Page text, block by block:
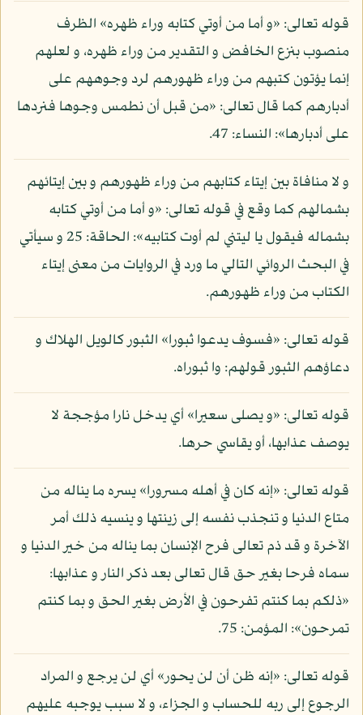
قوله تعالى: «و أما من أوتي كتابه وراء ظهره» الظرف
منصوب بنزع الخافض و التقدير من وراء ظهره، و لعلهم
إنما يؤتون كتبهم من وراء ظهورهم لرد وجوههم على
أدبارهم كما قال تعالى: «من قبل أن نطمس وجوها فنردها
على أدبارها»: النساء: 47.
و لا منافاة بين إيتاء كتابهم من وراء ظهورهم و بين إيتائهم
بشمالهم كما وقع في قوله تعالى: «و أما من أوتي كتابه
بشماله فيقول يا ليتني لم أوت كتابيه»: الحاقة: 25 و سيأتي
في البحث الروائي التالي ما ورد في الروايات من معنى إيتاء
الكتاب من وراء ظهورهم.
قوله تعالى: «فسوف يدعوا ثبورا» الثبور كالويل الهلاك و
دعاؤهم الثبور قولهم: وا ثبوراه.
قوله تعالى: «و يصلى سعيرا» أي يدخل نارا مؤججة لا
يوصف عذابها، أو يقاسي حرها.
قوله تعالى: «إنه كان في أهله مسرورا» يسره ما يناله من
متاع الدنيا و تنجذب نفسه إلى زينتها و ينسيه ذلك أمر
الآخرة و قد ذم تعالى فرح الإنسان بما يناله من خير الدنيا و
سماه فرحا بغير حق قال تعالى بعد ذكر النار و عذابها:
«ذلكم بما كنتم تفرحون في الأرض بغير الحق و بما كنتم
تمرحون»: المؤمن: 75.
قوله تعالى: «إنه ظن أن لن يحور» أي لن يرجع و المراد
الرجوع إلى ربه للحساب و الجزاء، و لا سبب يوجبه عليهم